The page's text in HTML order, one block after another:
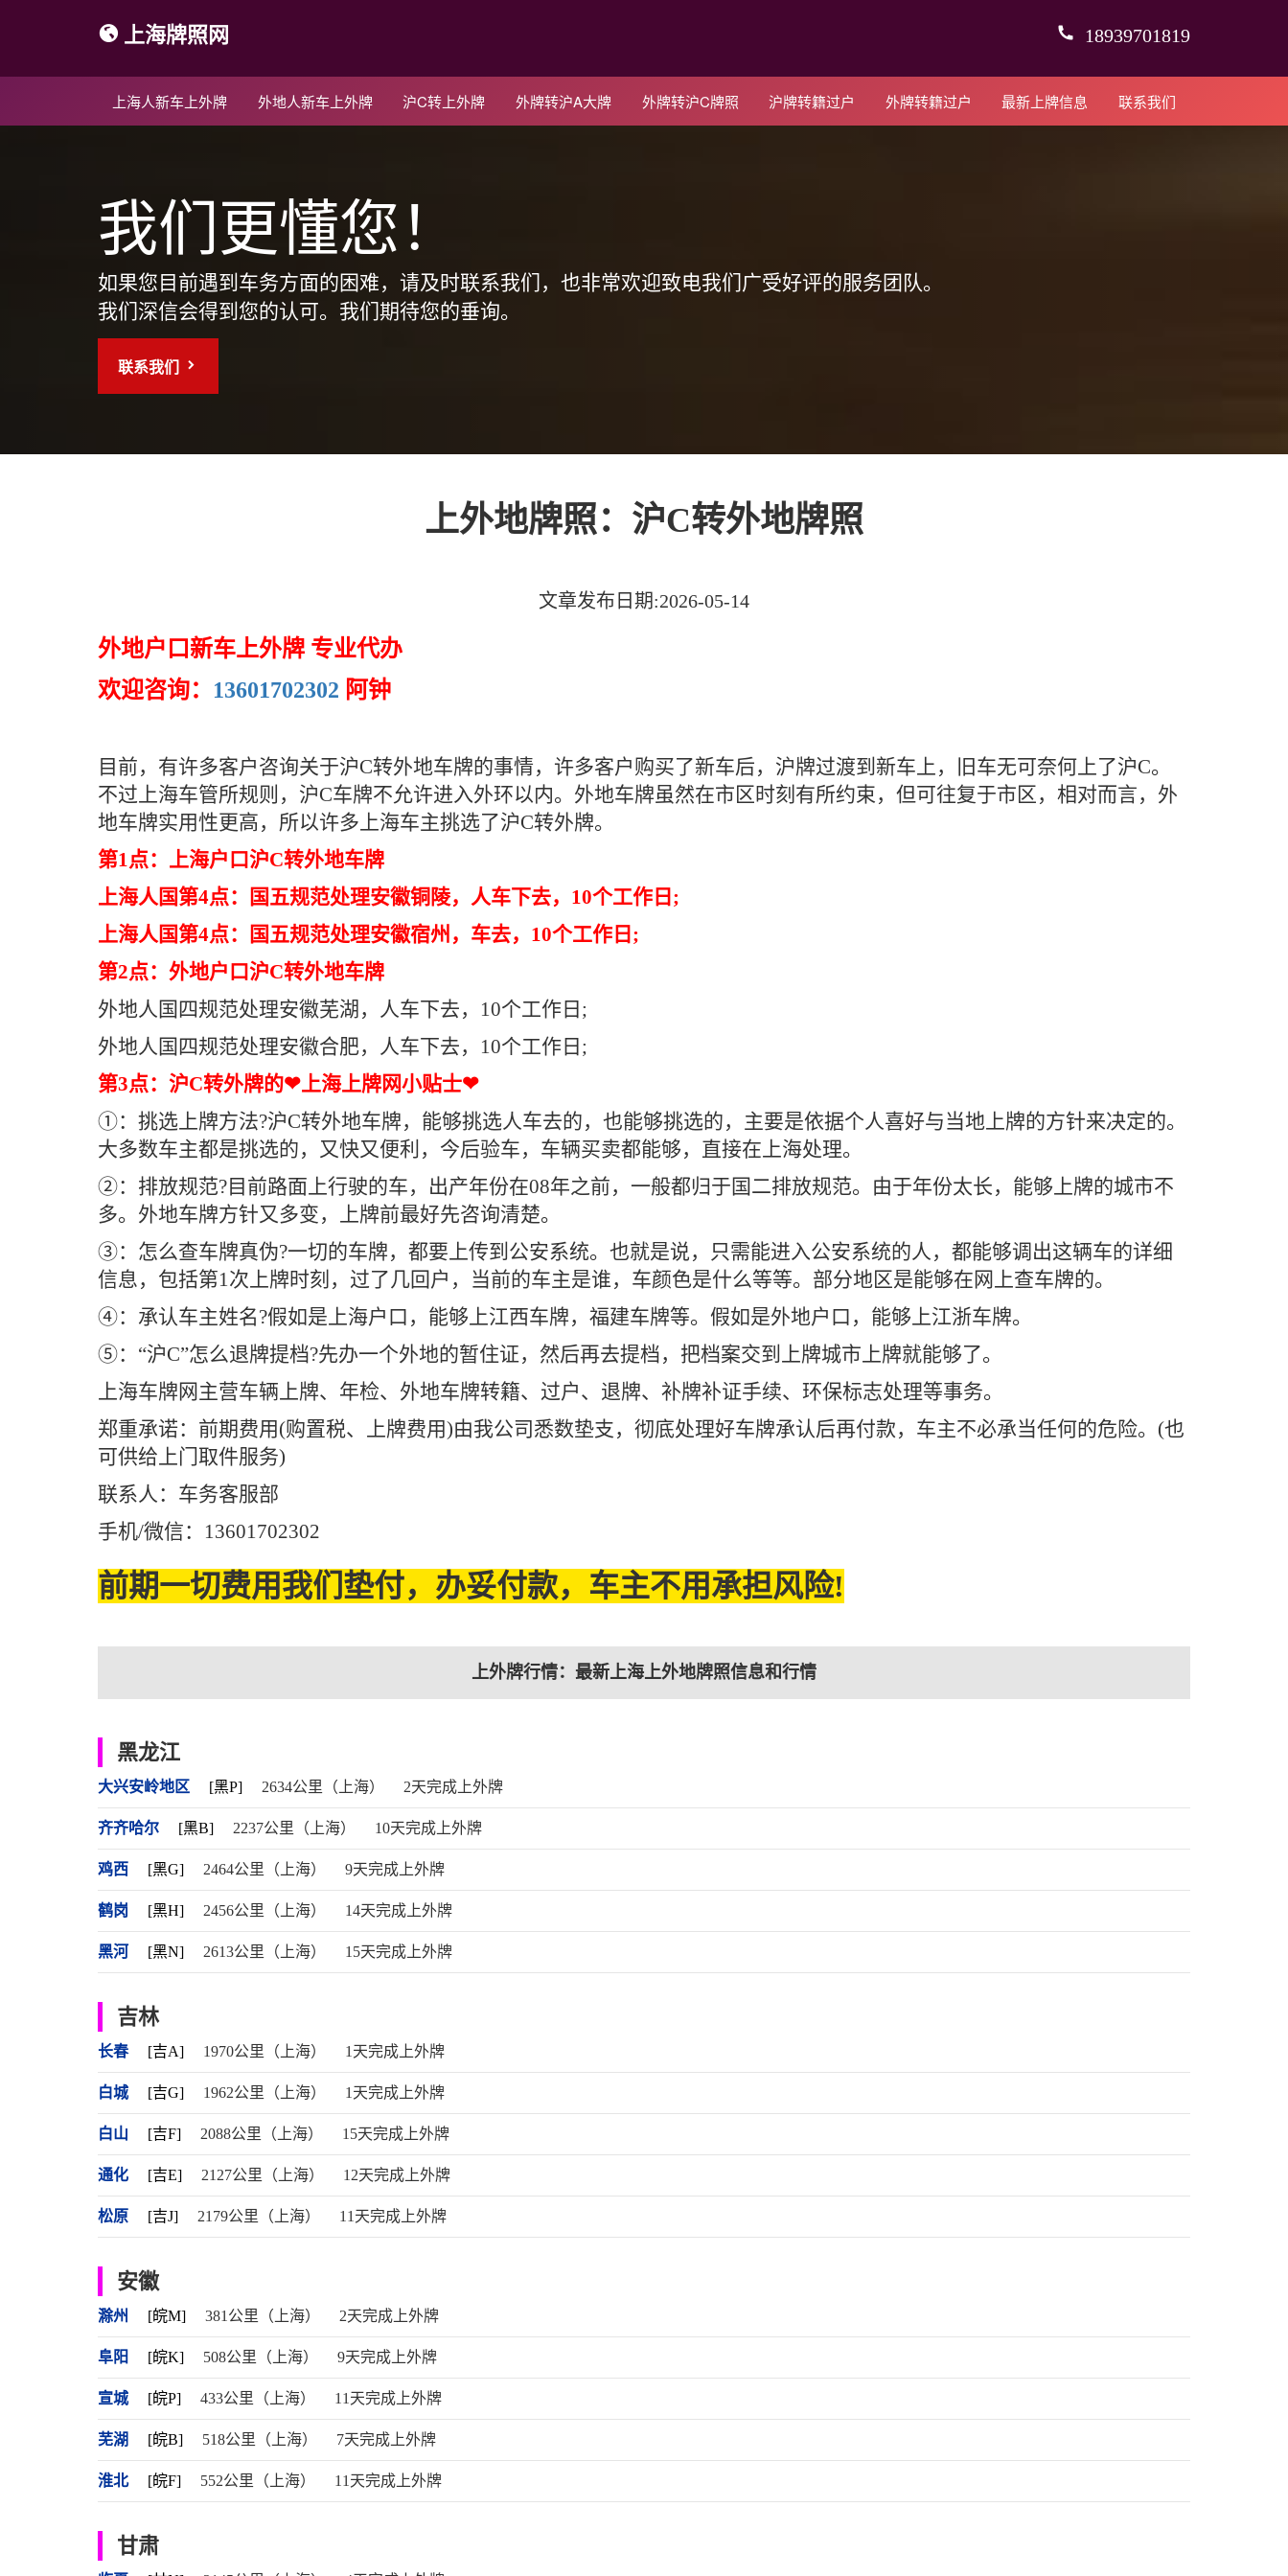
上海牌照网 18939701819
上海人新车上外牌 外地人新车上外牌 沪C转上外牌 外牌转沪A大牌 外牌转沪C牌照 沪牌转籍过户 外牌转籍过户 最新上牌信息 联系我们
我们更懂您！
如果您目前遇到车务方面的困难，请及时联系我们，也非常欢迎致电我们广受好评的服务团队。
我们深信会得到您的认可。我们期待您的垂询。
联系我们
上外地牌照：沪C转外地牌照
文章发布日期:2026-05-14
外地户口新车上外牌 专业代办
欢迎咨询： 13601702302 阿钟
目前，有许多客户咨询关于沪C转外地车牌的事情，许多客户购买了新车后，沪牌过渡到新车上，旧车无可奈何上了沪C。
不过上海车管所规则，沪C车牌不允许进入外环以内。外地车牌虽然在市区时刻有所约束，但可往复于市区，相对而言，外
地车牌实用性更高，所以许多上海车主挑选了沪C转外牌。
第1点：上海户口沪C转外地车牌
上海人国第4点：国五规范处理安徽铜陵，人车下去，10个工作日;
上海人国第4点：国五规范处理安徽宿州，车去，10个工作日;
第2点：外地户口沪C转外地车牌
外地人国四规范处理安徽芜湖，人车下去，10个工作日;
外地人国四规范处理安徽合肥，人车下去，10个工作日;
第3点：沪C转外牌的❤上海上牌网小贴士❤
①：挑选上牌方法?沪C转外地车牌，能够挑选人车去的，也能够挑选的，主要是依据个人喜好与当地上牌的方针来决定的。
大多数车主都是挑选的，又快又便利，今后验车，车辆买卖都能够，直接在上海处理。
②：排放规范?目前路面上行驶的车，出产年份在08年之前，一般都归于国二排放规范。由于年份太长，能够上牌的城市不
多。外地车牌方针又多变，上牌前最好先咨询清楚。
③：怎么查车牌真伪?一切的车牌，都要上传到公安系统。也就是说，只需能进入公安系统的人，都能够调出这辆车的详细
信息，包括第1次上牌时刻，过了几回户，当前的车主是谁，车颜色是什么等等。部分地区是能够在网上查车牌的。
④：承认车主姓名?假如是上海户口，能够上江西车牌，福建车牌等。假如是外地户口，能够上江浙车牌。
⑤：“沪C”怎么退牌提档?先办一个外地的暂住证，然后再去提档，把档案交到上牌城市上牌就能够了。
上海车牌网主营车辆上牌、年检、外地车牌转籍、过户、退牌、补牌补证手续、环保标志处理等事务。
郑重承诺：前期费用(购置税、上牌费用)由我公司悉数垫支，彻底处理好车牌承认后再付款，车主不必承当任何的危险。(也
可供给上门取件服务)
联系人：车务客服部
手机/微信：13601702302
前期一切费用我们垫付，办妥付款，车主不用承担风险!
上外牌行情：最新上海上外地牌照信息和行情
黑龙江
大兴安岭地区 [黑P] 2634公里（上海） 2天完成上外牌
齐齐哈尔 [黑B] 2237公里（上海） 10天完成上外牌
鸡西 [黑G] 2464公里（上海） 9天完成上外牌
鹤岗 [黑H] 2456公里（上海） 14天完成上外牌
黑河 [黑N] 2613公里（上海） 15天完成上外牌
吉林
长春 [吉A] 1970公里（上海） 1天完成上外牌
白城 [吉G] 1962公里（上海） 1天完成上外牌
白山 [吉F] 2088公里（上海） 15天完成上外牌
通化 [吉E] 2127公里（上海） 12天完成上外牌
松原 [吉J] 2179公里（上海） 11天完成上外牌
安徽
滁州 [皖M] 381公里（上海） 2天完成上外牌
阜阳 [皖K] 508公里（上海） 9天完成上外牌
宣城 [皖P] 433公里（上海） 11天完成上外牌
芜湖 [皖B] 518公里（上海） 7天完成上外牌
淮北 [皖F] 552公里（上海） 11天完成上外牌
甘肃